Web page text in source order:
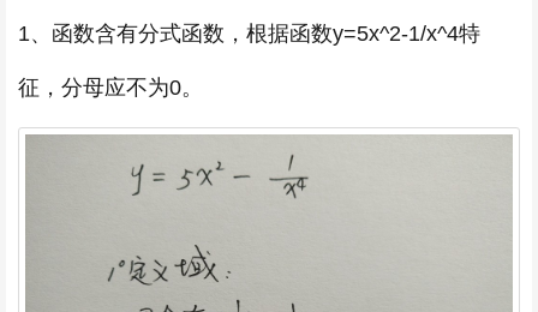
1、函数含有分式函数，根据函数y=5x^2-1/x^4特
征，分母应不为0。